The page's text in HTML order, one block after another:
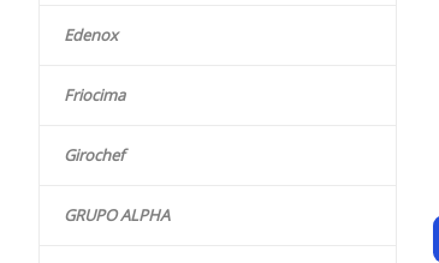
Edenox
Friocima
Girochef
GRUPO ALPHA